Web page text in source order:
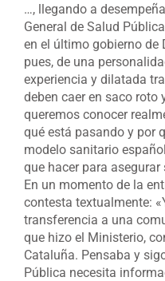
…, llegando a
General de Salud
en el último gobierno de
pues, de una
experiencia y dilatada
deben caer en saco roto
queremos conocer
qué está pasando y por
modelo sanitario
que hacer para
En un momento de la
contesta textualmente:
transferencia a una
que hizo el Ministerio,
Cataluña. Pensaba y
Pública necesita